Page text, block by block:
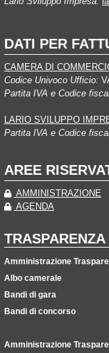
DATI PER
CAMERA DI
Codice Univoco Ufficio:
Partita IVA e Codice
LARIO SVILUPPO
Partita IVA e Codice
AREE
AMMINISTRAZIONE
AGENDA
TRASPARENZA
Amministrazione
Albo camerale
Bandi di gara
Bandi di concorso
Amministrazione